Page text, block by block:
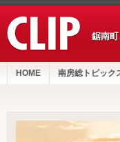
鋸南
HOME 南房総トピック